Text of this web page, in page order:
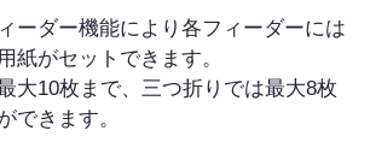
ーダー機能により各フィーダーには
紙がセットできます。
大10枚まで、三つ折りでは最大8枚
できます。